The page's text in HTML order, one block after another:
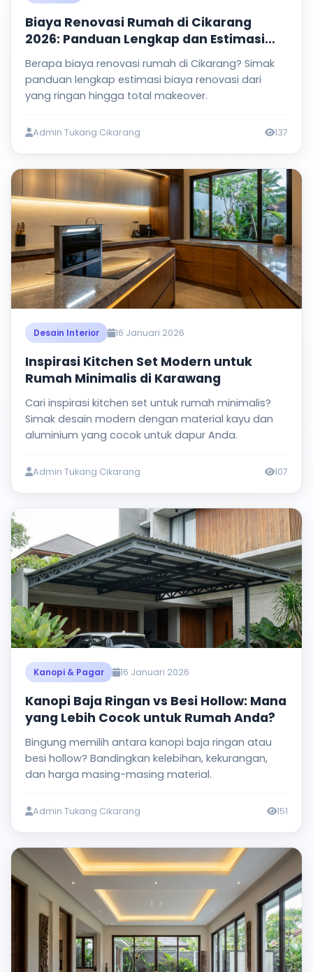
Biaya Renovasi Rumah di Cikarang
2026: Panduan Lengkap dan Estimasi
Harga
Berapa biaya renovasi rumah di Cikarang? Simak
panduan lengkap estimasi biaya renovasi dari
yang ringan hingga total makeover.
Admin Tukang Cikarang 137
Desain Interior 16 Januari 2026
Inspirasi Kitchen Set Modern untuk
Rumah Minimalis di Karawang
Cari inspirasi kitchen set untuk rumah minimalis?
Simak desain modern dengan material kayu dan
aluminium yang cocok untuk dapur Anda.
Admin Tukang Cikarang 107
Kanopi & Pagar 16 Januari 2026
Kanopi Baja Ringan vs Besi Hollow: Mana
yang Lebih Cocok untuk Rumah Anda?
Bingung memilih antara kanopi baja ringan atau
besi hollow? Bandingkan kelebihan, kekurangan,
dan harga masing-masing material.
Admin Tukang Cikarang 151